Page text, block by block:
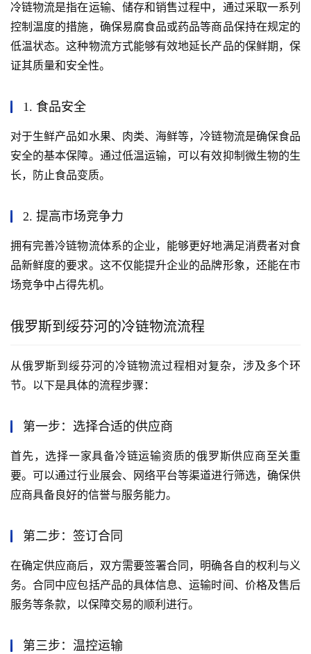
冷链物流是指在运输、储存和销售过程中，通过采取一系列
控制温度的措施，确保易腐食品或药品等商品保持在规定的
低温状态。这种物流方式能够有效地延长产品的保鲜期，保
证其质量和安全性。
1. 食品安全
对于生鲜产品如水果、肉类、海鲜等，冷链物流是确保食品
安全的基本保障。通过低温运输，可以有效抑制微生物的生
长，防止食品变质。
2. 提高市场竞争力
拥有完善冷链物流体系的企业，能够更好地满足消费者对食
品新鲜度的要求。这不仅能提升企业的品牌形象，还能在市
场竞争中占得先机。
俄罗斯到绥芬河的冷链物流流程
从俄罗斯到绥芬河的冷链物流过程相对复杂，涉及多个环
节。以下是具体的流程步骤：
第一步：选择合适的供应商
首先，选择一家具备冷链运输资质的俄罗斯供应商至关重
要。可以通过行业展会、网络平台等渠道进行筛选，确保供
应商具备良好的信誉与服务能力。
第二步：签订合同
在确定供应商后，双方需要签署合同，明确各自的权利与义
务。合同中应包括产品的具体信息、运输时间、价格及售后
服务等条款，以保障交易的顺利进行。
第三步：温控运输